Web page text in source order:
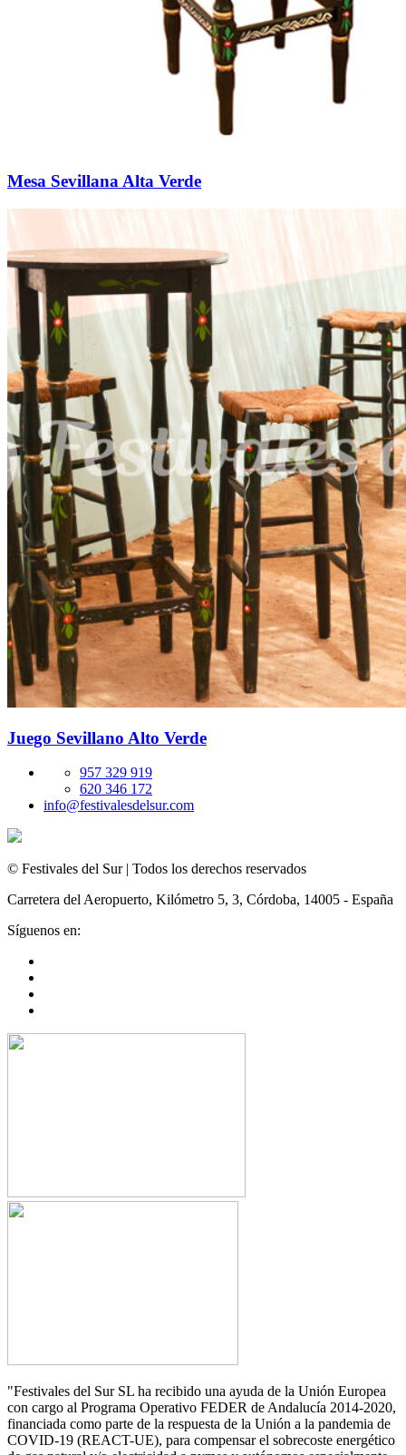
Mesa Sevillana Alta Verde
Juego Sevillano Alto Verde
957 329 919
620 346 172
info@festivalesdelsur.com
© Festivales del Sur | Todos los derechos reservados
Carretera del Aeropuerto, Kilómetro 5, 3, Córdoba, 14005 - España
Síguenos en:
"Festivales del Sur SL ha recibido una ayuda de la Unión Europea
con cargo al Programa Operativo FEDER de Andalucía 2014-2020,
financiada como parte de la respuesta de la Unión a la pandemia de
COVID-19 (REACT-UE), para compensar el sobrecoste energético